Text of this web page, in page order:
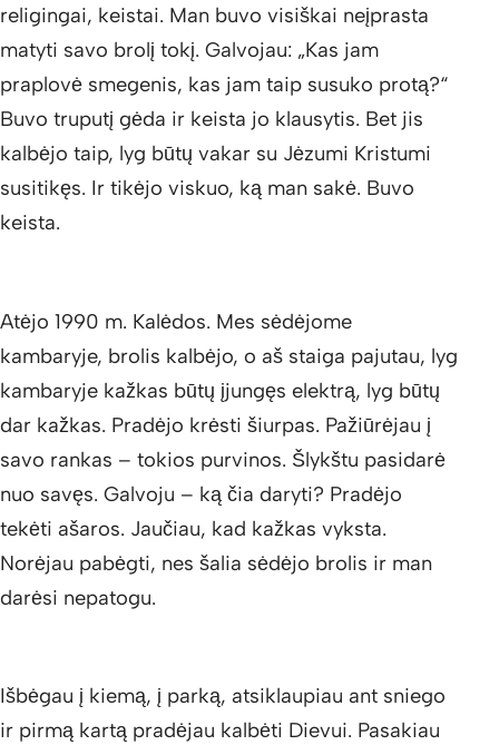
religingai, keistai. Man buvo visiškai neįprasta
matyti savo brolį tokį. Galvojau: „Kas jam
praplovė smegenis, kas jam taip susuko protą?“
Buvo truputį gėda ir keista jo klausytis. Bet jis
kalbėjo taip, lyg būtų vakar su Jėzumi Kristumi
susitikęs. Ir tikėjo viskuo, ką man sakė. Buvo
keista.
Atėjo 1990 m. Kalėdos. Mes sėdėjome
kambaryje, brolis kalbėjo, o aš staiga pajutau, lyg
kambaryje kažkas būtų įjungęs elektrą, lyg būtų
dar kažkas. Pradėjo krėsti šiurpas. Pažiūrėjau į
savo rankas – tokios purvinos. Šlykštu pasidarė
nuo savęs. Galvoju – ką čia daryti? Pradėjo
tekėti ašaros. Jaučiau, kad kažkas vyksta.
Norėjau pabėgti, nes šalia sėdėjo brolis ir man
darėsi nepatogu.
Išbėgau į kiemą, į parką, atsiklaupiau ant sniego
ir pirmą kartą pradėjau kalbėti Dievui. Pasakiau